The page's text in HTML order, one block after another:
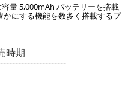
量 5,000mAh バッテリーを搭載
にする機能を数多く搭載するプ
時期